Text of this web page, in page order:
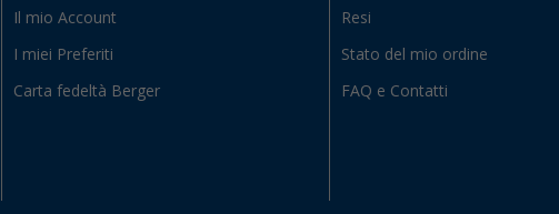
Il mio Account
I miei Preferiti
Carta fedeltà Berger
Resi
Stato del mio ordine
FAQ e Contatti